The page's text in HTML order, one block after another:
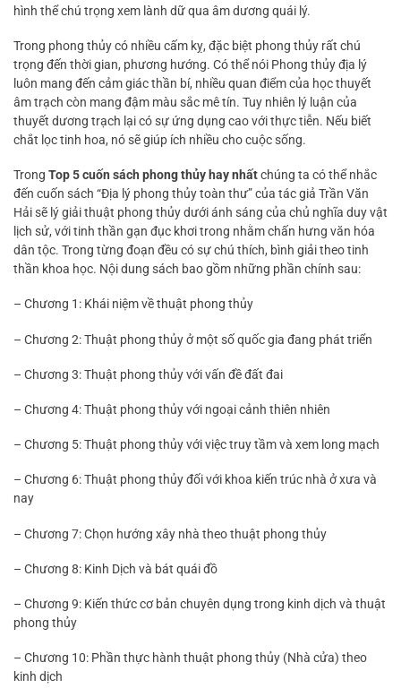
hình thể chú trọng xem lành dữ qua âm dương quái lý.
Trong phong thủy có nhiều cấm kỵ, đặc biệt phong thủy rất chú
trọng đến thời gian, phương hướng. Có thể nói Phong thủy địa lý
luôn mang đến cảm giác thần bí, nhiều quan điểm của học thuyết
âm trạch còn mang đậm màu sắc mê tín. Tuy nhiên lý luận của
thuyết dương trạch lại có sự ứng dụng cao với thực tiễn. Nếu biết
chắt lọc tinh hoa, nó sẽ giúp ích nhiều cho cuộc sống.
Trong Top 5 cuốn sách phong thủy hay nhấtchúng ta có thể nhắc
đến cuốn sách “Địa lý phong thủy toàn thư” của tác giả Trần Văn
Hải sẽ lý giải thuật phong thủy dưới ánh sáng của chủ nghĩa duy vật
lịch sử, với tinh thần gạn đục khơi trong nhằm chấn hưng văn hóa
dân tộc. Trong từng đoạn đều có sự chú thích, bình giải theo tinh
thần khoa học. Nội dung sách bao gồm những phần chính sau:
– Chương 1: Khái niệm về thuật phong thủy
– Chương 2: Thuật phong thủy ở một số quốc gia đang phát triển
– Chương 3: Thuật phong thủy với vấn đề đất đai
– Chương 4: Thuật phong thủy với ngoại cảnh thiên nhiên
– Chương 5: Thuật phong thủy với việc truy tầm và xem long mạch
– Chương 6: Thuật phong thủy đối với khoa kiến trúc nhà ở xưa và
nay
– Chương 7: Chọn hướng xây nhà theo thuật phong thủy
– Chương 8: Kinh Dịch và bát quái đồ
– Chương 9: Kiến thức cơ bản chuyên dụng trong kinh dịch và thuật
phong thủy
– Chương 10: Phần thực hành thuật phong thủy (Nhà cửa) theo
kinh dịch